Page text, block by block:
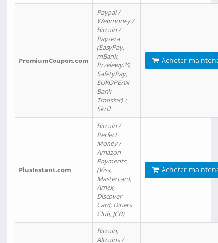
PremiumCoupon.com
Paypal /
Webmoney /
Bitcoin /
Paysera
(EasyPay,
mBank,
Przelewy24,
SafetyPay,
EUROPEAN
Bank
Transfer) /
Skrill
Acheter
PlusInstant.com
Bitcoin /
Perfect
Money /
Amazon
Payments
(Visa,
Mastercard,
Amex,
Discover
Card, Diners
Club, JCB)
Acheter
Bitcoin,
Altcoins /